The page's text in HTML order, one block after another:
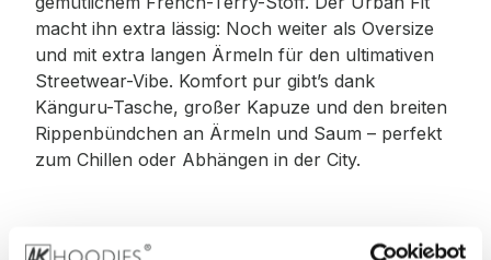
macht ihn extra lässig: Noch weiter als Oversize
und mit extra langen Ärmeln für den ultimativen
Streetwear-Vibe. Komfort pur gibt’s dank
Känguru-Tasche, großer Kapuze und den breiten
Rippenbündchen an Ärmeln und Saum – perfekt
zum Chillen oder Abhängen in der City.